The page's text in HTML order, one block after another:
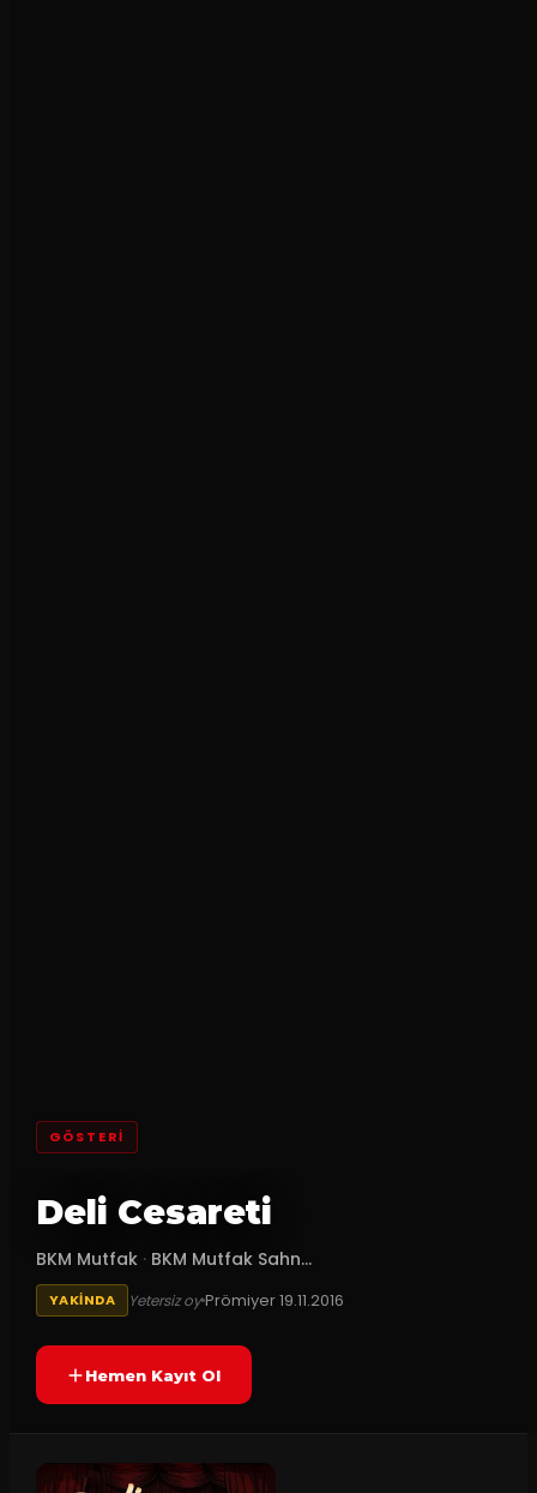
GÖSTERI
Deli Cesareti
BKM Mutfak · BKM Mutfak Sahn...
YAKINDA Yetersiz oyPrömiyer19.11.2016
Hemen Kayıt Ol